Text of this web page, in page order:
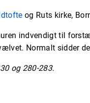
og Ruts kirke,
indvendigt til
Normalt sidder
og 280-283.